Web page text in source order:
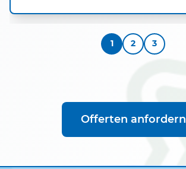
1 2 3
Offerten anfordern